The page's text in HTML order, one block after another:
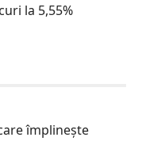
la 5,55%
împlinește